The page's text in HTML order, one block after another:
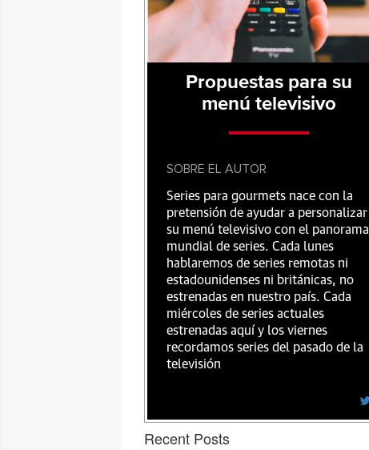
Propuestas para su
menú televisivo
SOBRE EL AUTOR
Series para gourmets nace con la
pretensión de ayudar a personalizar
su menú televisivo con el panorama
mundial de series. Cada lunes
hablaremos de series remotas ni
estadounidenses ni británicas, no
estrenadas en nuestro país. Cada
miércoles de series actuales
estrenadas aquí y los viernes
recordamos series del pasado de la
televisión
Recent Posts